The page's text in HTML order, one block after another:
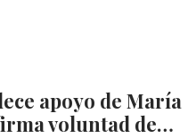
apoyo de María
voluntad de…